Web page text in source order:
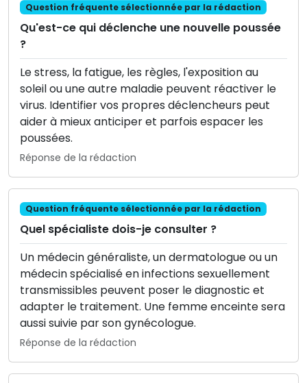
Question fréquente sélectionnée par la rédaction
Qu'est-ce qui déclenche une nouvelle poussée
?
Le stress, la fatigue, les règles, l'exposition au
soleil ou une autre maladie peuvent réactiver le
virus. Identifier vos propres déclencheurs peut
aider à mieux anticiper et parfois espacer les
poussées.
Réponse de la rédaction
Question fréquente sélectionnée par la rédaction
Quel spécialiste dois-je consulter ?
Un médecin généraliste, un dermatologue ou un
médecin spécialisé en infections sexuellement
transmissibles peuvent poser le diagnostic et
adapter le traitement. Une femme enceinte sera
aussi suivie par son gynécologue.
Réponse de la rédaction